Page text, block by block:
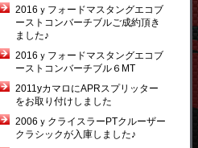
2016ｙフォードマスタングエコブ
ーストコンバーチブルご成約頂き
ました♪
2016ｙフォードマスタングエコブ
ーストコンバーチブル６MT
2011yカマロにAPRスプリッター
をお取り付けしました
2006ｙクライスラーPTクルーザー
クラシックが入庫しました♪